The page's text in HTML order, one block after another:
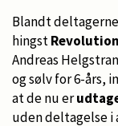
Blandt
hingstRevolution
Andreas
og sølv for 6-års,
at de nu er
uden deltagelse